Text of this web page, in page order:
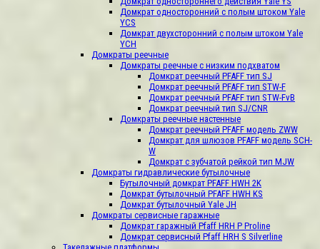
Домкрат односторонний с полым штоком Yale
YCS
Домкрат двухсторонний с полым штоком Yale
YCH
Домкраты реечные
Домкраты реечные с низким подхватом
Домкрат реечный PFAFF тип SJ
Домкрат реечный PFAFF тип STW-F
Домкрат реечный PFAFF тип STW-FvB
Домкрат реечный тип SJ/CNR
Домкраты реечные настенные
Домкрат реечный PFAFF модель ZWW
Домкрат для шлюзов PFAFF модель SCH-
W
Домкрат с зубчатой рейкой тип MJW
Домкраты гидравлические бутылочные
Бутылочный домкрат PFAFF HWH 2K
Домкрат бутылочный PFAFF HWH KS
Домкрат бутылочный Yale JH
Домкраты сервисные гаражные
Домкрат гаражный Pfaff HRH P Proline
Домкрат сервисный Pfaff HRH S Silverline